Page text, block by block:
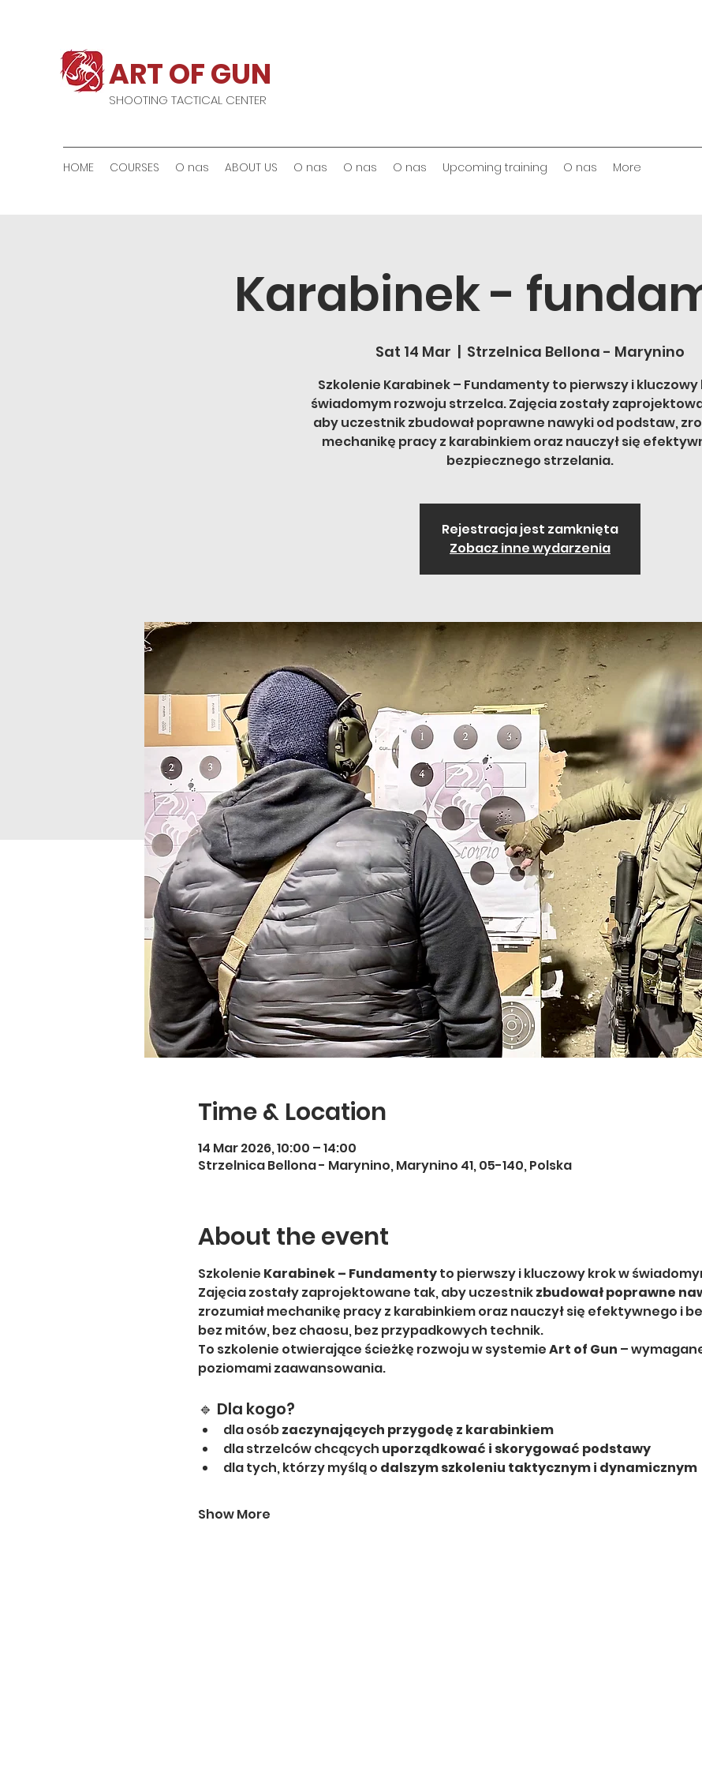
ART OF GUN
SHOOTING TACTICAL CENTER
HOME COURSES O nas ABOUT US O nas O nas O nas Upcoming training O nas More
Karabinek -
Sat 14 Mar
  |
Strzelnica Bellona - Marynino
Szkolenie Karabinek – Fundamenty to pierwszy i kluczowy
świadomym rozwoju strzelca. Zajęcia zostały
aby uczestnik zbudował poprawne nawyki od podstaw,
mechanikę pracy z karabinkiem oraz nauczył się
bezpiecznego strzelania.
Rejestracja jest zamknięta
Zobacz inne wydarzenia
Time & Location
14 Mar 2026, 10:00 – 14:00
Strzelnica Bellona - Marynino, Marynino 41, 05-140, Polska
About the event
Szkolenie Karabinek – Fundamenty to pierwszy i kluczowy krok w
Zajęcia zostały zaprojektowane tak, aby uczestnik zbudował poprawne
zrozumiał mechanikę pracy z karabinkiem oraz nauczył się efektywnego i
bez mitów, bez chaosu, bez przypadkowych technik.
To szkolenie otwierające ścieżkę rozwoju w systemie Art of Gun –
poziomami zaawansowania.
🔹 Dla kogo?
dla osób zaczynających przygodę z karabinkiem
dla strzelców chcących uporządkować i skorygować podstawy
dla tych, którzy myślą o dalszym szkoleniu taktycznym i dynamicznym
Show More